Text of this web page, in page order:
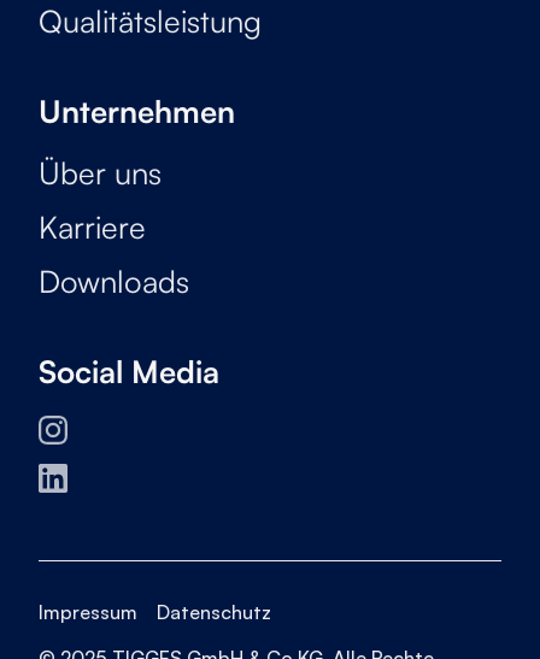
Qualitätsleistung
Unternehmen
Über uns
Karriere
Downloads
Social Media
Impressum Datenschutz